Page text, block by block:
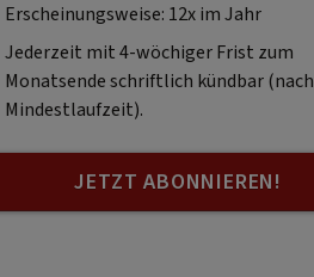
Erscheinungsweise: 12x im Jahr
Jederzeit mit 4-wöchiger Frist zum
Monatsende schriftlich kündbar (nach
Mindestlaufzeit).
JETZT ABONNIEREN!